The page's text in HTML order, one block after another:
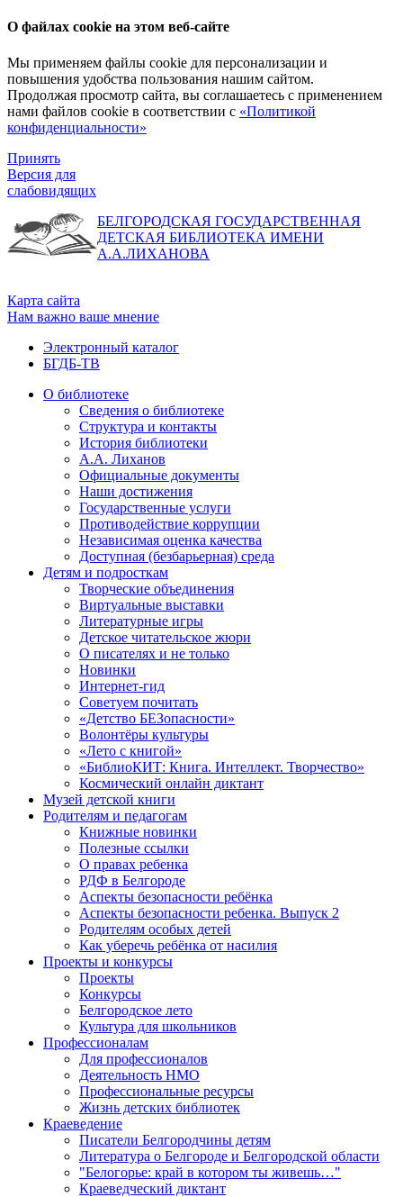
О файлах cookie на этом веб-сайте
Мы применяем файлы cookie для персонализации и
повышения удобства пользования нашим сайтом.
Продолжая просмотр сайта, вы соглашаетесь с применением
нами файлов cookie в соответствии с «Политикой
конфиденциальности»
Принять
Версия для
слабовидящих
БЕЛГОРОДСКАЯ ГОСУДАРСТВЕННАЯ
ДЕТСКАЯ БИБЛИОТЕКА ИМЕНИ
А.А.ЛИХАНОВА
Карта сайта
Нам важно ваше мнение
Электронный каталог
БГДБ-ТВ
О библиотеке
Сведения о библиотеке
Структура и контакты
История библиотеки
А.А. Лиханов
Официальные документы
Наши достижения
Государственные услуги
Противодействие коррупции
Независимая оценка качества
Доступная (безбарьерная) среда
Детям и подросткам
Творческие объединения
Виртуальные выставки
Литературные игры
Детское читательское жюри
О писателях и не только
Новинки
Интернет-гид
Советуем почитать
«Детство БЕЗопасности»
Волонтёры культуры
«Лето с книгой»
«БиблиоКИТ: Книга. Интеллект. Творчество»
Космический онлайн диктант
Музей детской книги
Родителям и педагогам
Книжные новинки
Полезные ссылки
О правах ребенка
РДФ в Белгороде
Аспекты безопасности ребёнка
Аспекты безопасности ребенка. Выпуск 2
Родителям особых детей
Как уберечь ребёнка от насилия
Проекты и конкурсы
Проекты
Конкурсы
Белгородское лето
Культура для школьников
Профессионалам
Для профессионалов
Деятельность НМО
Профессиональные ресурсы
Жизнь детских библиотек
Краеведение
Писатели Белгородчины детям
Литература о Белгороде и Белгородской области
"Белогорье: край в котором ты живешь…"
Краеведческий диктант